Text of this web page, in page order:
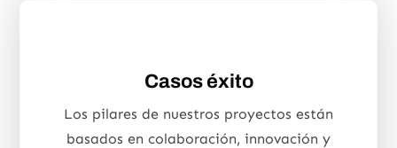
Casos éxito
Los pilares de nuestros proyectos están
basados en colaboración, innovación y